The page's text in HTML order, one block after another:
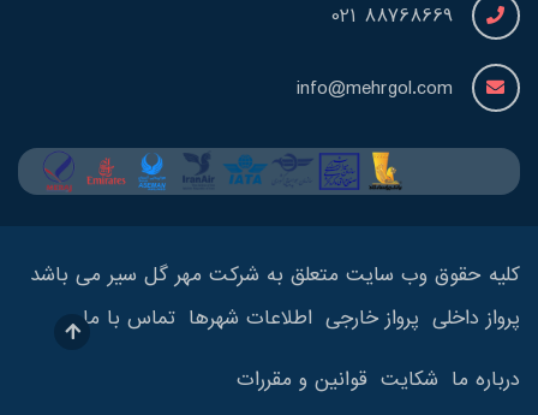
88768669 021
info@mehrgol.com
کلیه حقوق وب سایت متعلق به شرکت مهر گل سیر می باشد
پرواز داخلی پرواز خارجی اطلاعات شهرها تماس با ما
درباره ما شکایت قوانین و مقررات